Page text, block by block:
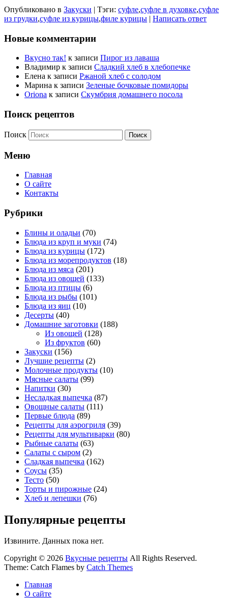
Опубликовано в Закуски | Тэги: суфле,суфле в духовке,суфле
из грудки,суфле из курицы,филе курицы | Написать ответ
Новые комментарии
Вкусно так! к записи Пирог из лаваша
Владимир к записи Сладкий хлеб в хлебопечке
Елена к записи Ржаной хлеб с солодом
Марина к записи Зеленые бочковые помидоры
Oriona к записи Скумбрия домашнего посола
Поиск рецептов
Поиск
Меню
Главная
О сайте
Контакты
Рубрики
Блины и оладьи (70)
Блюда из круп и муки (74)
Блюда из курицы (172)
Блюда из морепродуктов (18)
Блюда из мяса (201)
Блюда из овощей (133)
Блюда из птицы (6)
Блюда из рыбы (101)
Блюда из яиц (10)
Десерты (40)
Домашние заготовки (188)
Из овощей (128)
Из фруктов (60)
Закуски (156)
Лучшие рецепты (2)
Молочные продукты (10)
Мясные салаты (99)
Напитки (30)
Несладкая выпечка (87)
Овощные салаты (111)
Первые блюда (89)
Рецепты для аэрогриля (39)
Рецепты для мультиварки (80)
Рыбные салаты (63)
Салаты с сыром (2)
Сладкая выпечка (162)
Соусы (35)
Тесто (50)
Торты и пирожные (24)
Хлеб и лепешки (76)
Популярные рецепты
Извините. Данных пока нет.
Copyright © 2026 Вкусные рецепты All Rights Reserved.
Theme: Catch Flames by Catch Themes
Главная
О сайте